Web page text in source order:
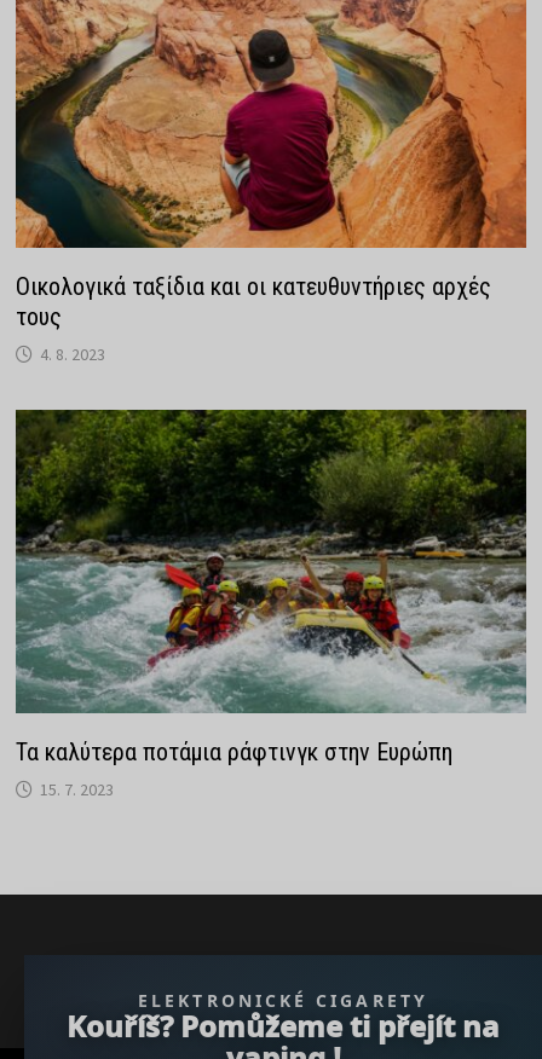
Οικολογικά ταξίδια και οι κατευθυντήριες αρχές
τους
4. 8. 2023
Τα καλύτερα ποτάμια ράφτινγκ στην Ευρώπη
15. 7. 2023
ELEKTRONICKÉ CIGARETY
Kouříš? Pomůžeme ti přejít na